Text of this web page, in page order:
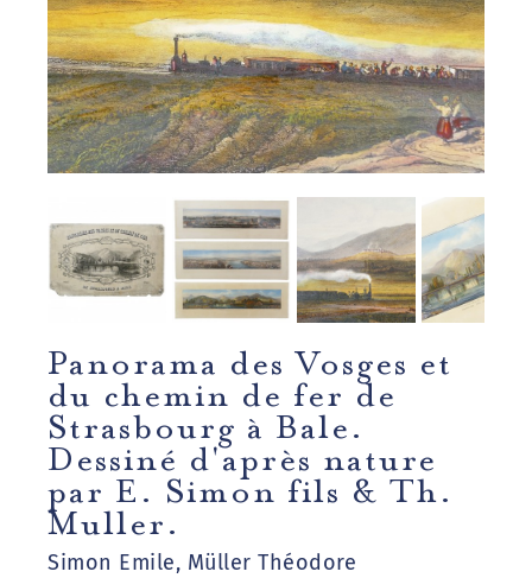
Panorama des Vosges et
du chemin de fer de
Strasbourg à Bale.
Dessiné d'après nature
par E. Simon fils & Th.
Muller.
Simon Emile, Müller Théodore